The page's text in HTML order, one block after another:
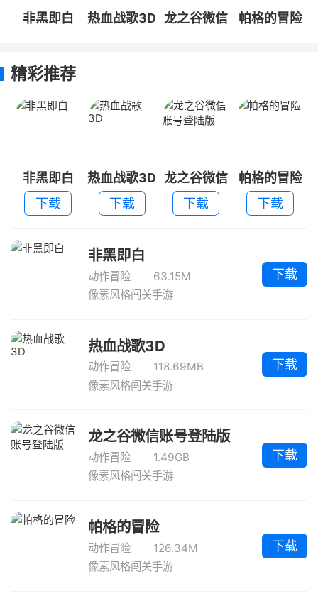
非黑即白 热血战歌3D
龙之谷微信
帕格的冒险
精彩推荐
非黑即白
下载
热血战歌3D
下载
龙之谷微信
账号登陆版
下载
帕格的冒险
下载
非黑即白
动作冒险
63.15M
像素风格闯关手游
下载
热血战歌3D
动作冒险
118.69MB
像素风格闯关手游
下载
龙之谷微信账号登陆版
动作冒险
1.49GB
像素风格闯关手游
下载
帕格的冒险
动作冒险
126.34M
像素风格闯关手游
下载